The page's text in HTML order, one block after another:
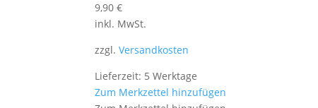
9,90€
inkl. MwSt.
zzgl.Versandkosten
Lieferzeit: 5 Werktage
Zum Merkzettel hinzufügen